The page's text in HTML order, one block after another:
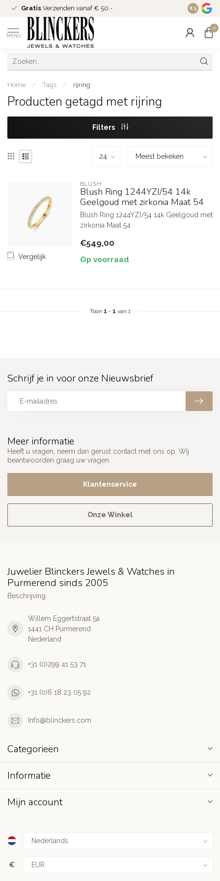
Gratis Verzenden vanaf € 50,- Since
8.5
MENU
0
Home / Tags / rijring
Producten getagd met rijring
Filters
Vergelijk
BLUSH
Blush Ring 1244YZI/54 14k
Geelgoud met zirkonia Maat 54
Blush Ring 1244YZI/54 14k Geelgoud met
zirkonia Maat 54
€549,00
Op voorraad
Toon 1 - 1 van 1
Meer informatie
Heeft u vragen, neem dan gerust contact met ons op. Wij
beantwoorden graag uw vragen.
Klantenservice
Onze Winkel
Schrijf je in voor onze Nieuwsbrief
Juwelier Blinckers Jewels & Watches in
Purmerend sinds 2005
Beschrijving
Willem Eggertstraat 5a
1441 CH Purmerend
Nederland
+31 (0)299 41 53 71
+31 (0)6 18 23 05 92
Info@blinckers.com
Categorieën
Informatie
Mijn account
€